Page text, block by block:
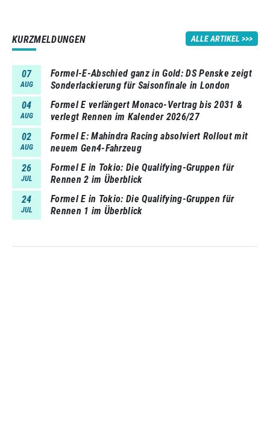
KURZMELDUNGEN ALLE ARTIKEL
07
AUG
Formel-E-Abschied ganz in Gold: DS Penske zeigt
Sonderlackierung für Saisonfinale in London
04
AUG
Formel E verlängert Monaco-Vertrag bis 2031 &
verlegt Rennen im Kalender 2026/27
02
AUG
Formel E: Mahindra Racing absolviert Rollout mit
neuem Gen4-Fahrzeug
26
JUL
Formel E in Tokio: Die Qualifying-Gruppen für
Rennen 2 im Überblick
24
JUL
Formel E in Tokio: Die Qualifying-Gruppen für
Rennen 1 im Überblick